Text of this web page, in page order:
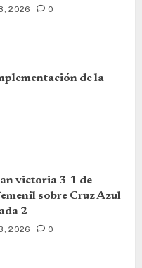
2026 0
de la
victoria 3-1 de
sobre Cruz Azul
2
2026 0